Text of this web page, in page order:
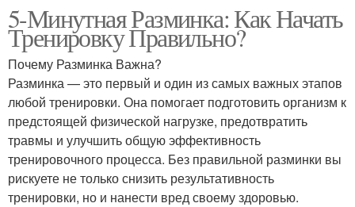
Интенсивность при
разминке
5-Минутная Разминка: Как Начать
Тренировку Правильно?
Почему Разминка Важна?
Разминка — это первый и один из самых важных этапов
любой тренировки. Она помогает подготовить организм к
предстоящей физической нагрузке, предотвратить
травмы и улучшить общую эффективность
тренировочного процесса. Без правильной разминки вы
рискуете не только снизить результативность
тренировки, но и нанести вред своему здоровью.